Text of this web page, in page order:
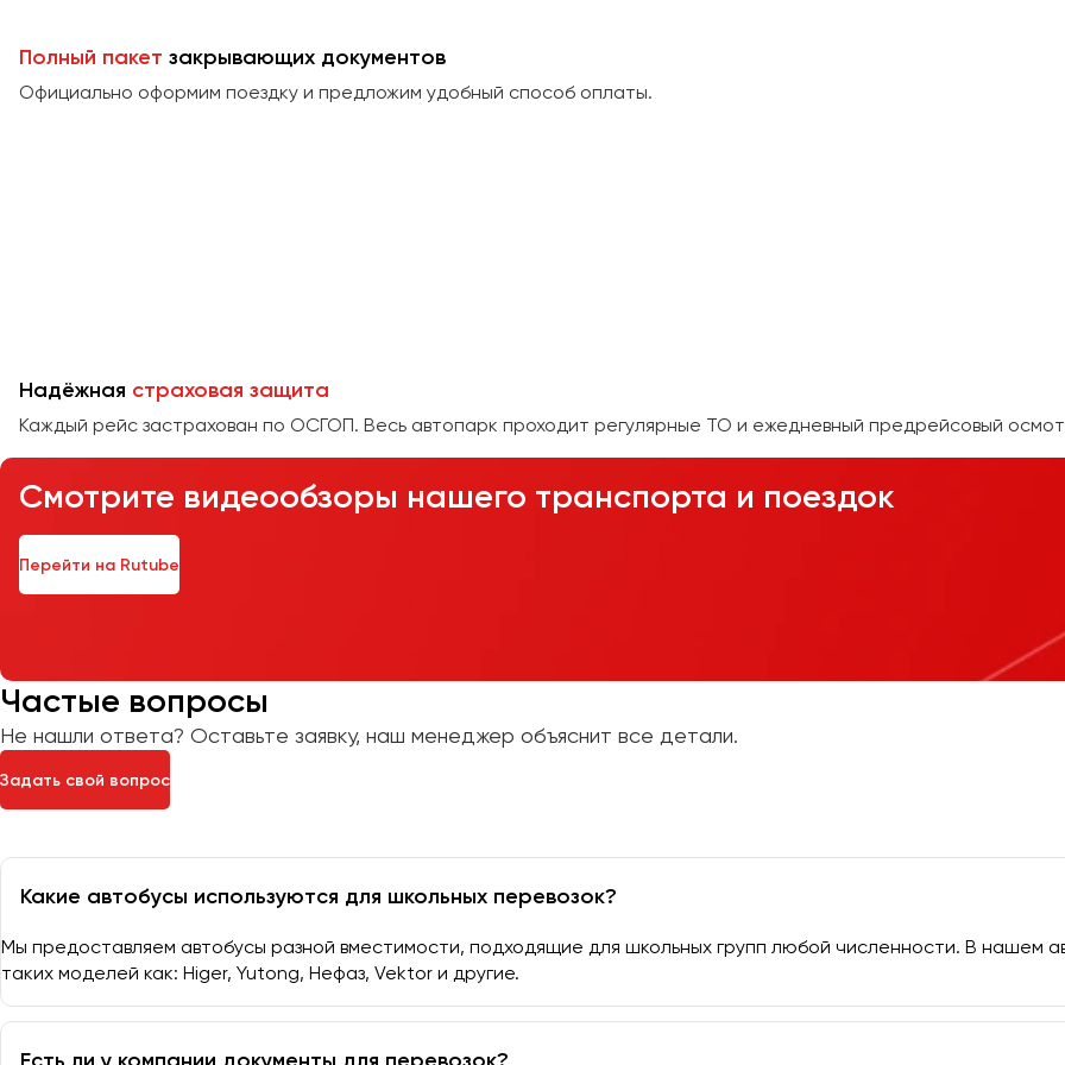
Полный пакет закрывающих документов
Официально оформим поездку и предложим удобный способ оплаты.
Надёжная страховая защита
Каждый рейс застрахован по ОСГОП. Весь автопарк проходит регулярные ТО и ежедневный предрейсовый
Смотрите видеообзоры нашего транспорта и поездок
Перейти на Rutube
Частые вопросы
Не нашли ответа? Оставьте заявку, наш менеджер объяснит все детали.
Задать свой вопрос
Какие автобусы используются для школьных перевозок?
Мы предоставляем автобусы разной вместимости, подходящие для школьных групп любой численности. В нашем
таких моделей как: Higer, Yutong, Нефаз, Vektor и другие.